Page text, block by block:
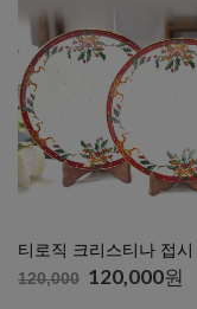
티로직 크리스티나 접
120,000 120,000원